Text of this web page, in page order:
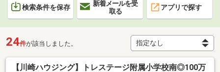
検索条件を保存
新着メールを受
取る
アプリで探す
24件が該当しました。
【川崎ハウジング】トレステージ附属小学校南◎100万